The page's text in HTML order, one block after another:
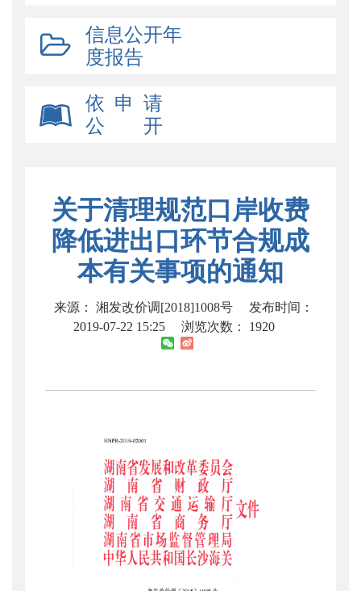
信息公开年
度报告
依 申 请
公 开
关于清理规范口岸收费
降低进出口环节合规成
本有关事项的通知
来源： 湘发改价调[2018]1008号
发布时间：
2019-07-22 15:25
浏览次数： 1920